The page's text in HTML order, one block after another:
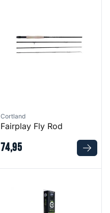
Cortland
Fairplay Fly Rod
74,95